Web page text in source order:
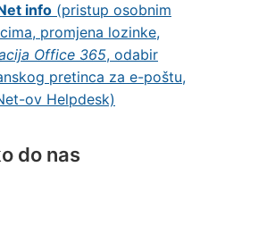
info (pristup osobnim
promjena lozinke,
Office 365, odabir
pretinca za e-poštu,
ov Helpdesk)
do nas